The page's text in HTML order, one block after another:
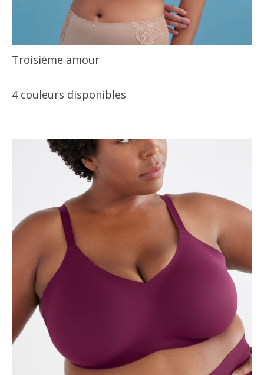
Troisième amour
4 couleurs disponibles